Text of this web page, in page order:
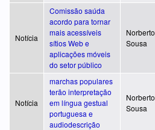
Notícia
Comissão saúda
acordo para tornar
mais acessíveis
sítios Web e
aplicações móveis
do setor público
Norberto
Sousa
Notícia
marchas populares
terão interpretação
em língua gestual
portuguesa e
audiodescrição
Norberto
Sousa